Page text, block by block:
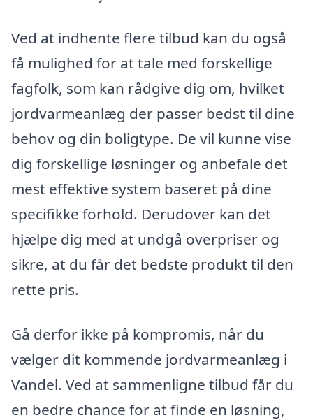
Ved at indhente flere tilbud kan du også
få mulighed for at tale med forskellige
fagfolk, som kan rådgive dig om, hvilket
jordvarmeanlæg der passer bedst til dine
behov og din boligtype. De vil kunne vise
dig forskellige løsninger og anbefale det
mest effektive system baseret på dine
specifikke forhold. Derudover kan det
hjælpe dig med at undgå overpriser og
sikre, at du får det bedste produkt til den
rette pris.
Gå derfor ikke på kompromis, når du
vælger dit kommende jordvarmeanlæg i
Vandel. Ved at sammenligne tilbud får du
en bedre chance for at finde en løsning,